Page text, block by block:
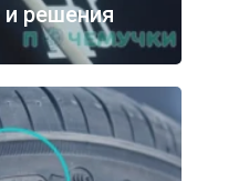
и решения